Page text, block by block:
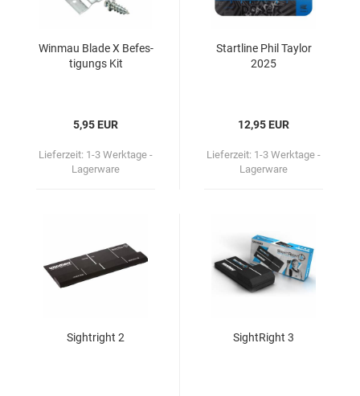
Win­mau Blade X Be­fes­
ti­gungs Kit
5,95 EUR
Lieferzeit: 1-3 Werktage -
Lagerware
Start­li­ne Phil Tay­lor
2025
12,95 EUR
Lieferzeit: 1-3 Werktage -
Lagerware
Sigh­t­right 2 Sigh­t­Right 3